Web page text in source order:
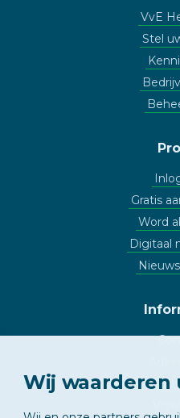
VvE
Stel
Gratis
Word
Digitaal
Wij waarderen